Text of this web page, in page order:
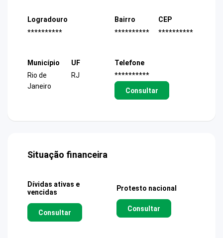
Logradouro
**********
Bairro
**********
CEP
**********
Município
Rio de
Janeiro
UF
RJ
Telefone
**********
Consultar
Situação financeira
Dívidas ativas e
vencidas
Consultar
Protesto nacional
Consultar